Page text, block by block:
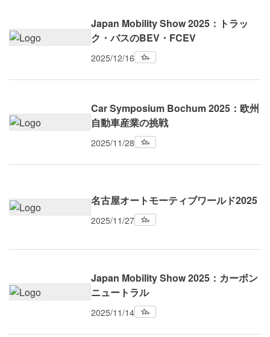
Japan Mobility Show 2025：トラッ
ク・バスのBEV・FCEV
2025/12/16
Car Symposium Bochum 2025：欧州
自動車産業の挑戦
2025/11/28
名古屋オートモーティブワールド2025
2025/11/27
Japan Mobility Show 2025：カーボン
ニュートラル
2025/11/14